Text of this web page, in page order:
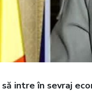
intre în sevraj